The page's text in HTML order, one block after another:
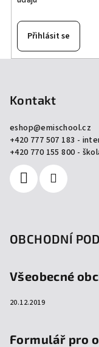
Přihlásit se
Kontakt
eshop@emischool.cz
+420 777 507 183 -
+420 770 155 800 -
OBCHODNÍ
Všeobecné
20.12.2019
Formulář pro